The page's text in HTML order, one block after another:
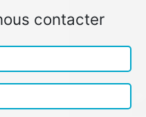
contacter